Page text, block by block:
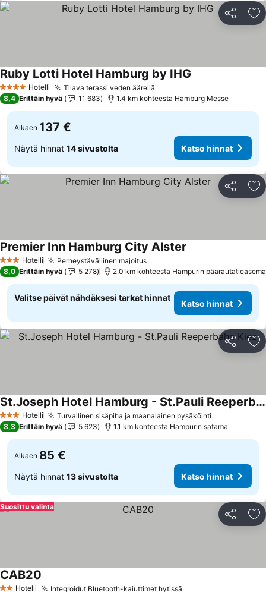
Jaa
4 Tähtiluokitus
Hotelli Tilava terassi veden äärellä
Ruby Lotti Hotel Hamburg by IHG
8,4 Erittäin hyvä 11 683 1.4 km kohteesta Hamburg Messe
Alkaen 137 €
Näytä hinnat 14 sivustolta Katso hinnat
Jaa
3 Tähtiluokitus
Hotelli Perheystävällinen majoitusKatso hinnat
Premier Inn Hamburg City Alster
8,0 Erittäin hyvä 5 278 2.0 km kohteesta Hampurin päärautatieasema
Valitse päivät nähdäksesi tarkat hinnat
Katso hinnat
Jaa
3 Tähtiluokitus
Hotelli Turvallinen sisäpiha ja maanalainen pysäköinti
St.Joseph Hotel Hamburg - St.Pauli Reeperbahn Kiez
Katso hinnat
8,3 Erittäin hyvä 5 623 1.1 km kohteesta Hampurin satama
Alkaen 85 €
Näytä hinnat 13 sivustolta Katso hinnat
Jaa
Suosittu valinta
Hotelli Integroidut Bluetooth-kaiuttimet hytissä
CAB20